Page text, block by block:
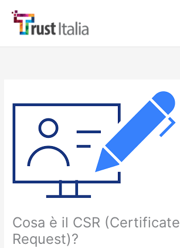
contenuto
Cosa è il CSR
Request)?